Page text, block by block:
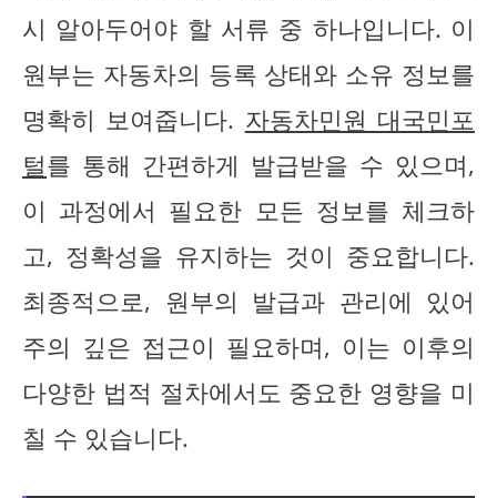
시 알아두어야 할 서류 중 하나입니다. 이
원부는 자동차의 등록 상태와 소유 정보를
명확히 보여줍니다. 자동차민원 대국민포
털를 통해 간편하게 발급받을 수 있으며,
이 과정에서 필요한 모든 정보를 체크하
고, 정확성을 유지하는 것이 중요합니다.
최종적으로, 원부의 발급과 관리에 있어
주의 깊은 접근이 필요하며, 이는 이후의
다양한 법적 절차에서도 중요한 영향을 미
칠 수 있습니다.